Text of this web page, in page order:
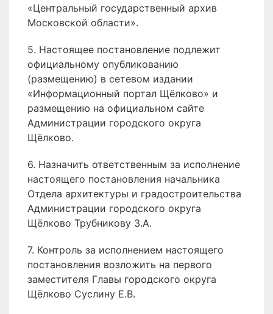
«Центральный государственный архив
Московской области».
5. Настоящее постановление подлежит
официальному опубликованию
(размещению) в сетевом издании
«Информационный портал Щёлково» и
размещению на официальном сайте
Администрации городского округа
Щёлково.
6. Назначить ответственным за исполнение
настоящего постановления начальника
Отдела архитектуры и градостроительства
Администрации городского округа
Щёлково Трубникову З.А.
7. Контроль за исполнением настоящего
постановления возложить на первого
заместителя Главы городского округа
Щёлково Суслину Е.В.